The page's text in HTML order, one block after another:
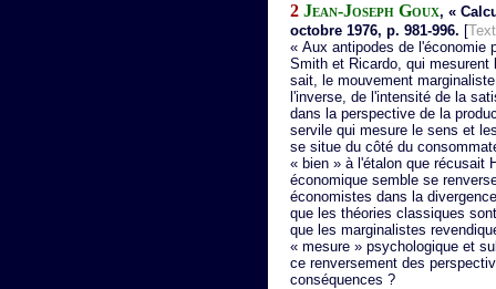
2 Jean-Joseph Goux, «
octobre 1976, p. 981-996. [
« Aux antipodes de l'économie
Smith et Ricardo, qui
sait, le mouvement
l'inverse, de l'intensité de la
dans la perspective de la
servile qui mesure le sens et
se situe du côté du
« bien » à l'étalon que récusait
économique semble se
économistes dans la
que les théories classiques
que les marginalistes
« mesure » psychologique et
ce renversement des
conséquences ?